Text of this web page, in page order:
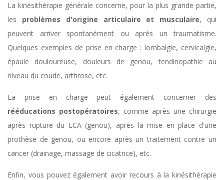
La kinésithérapie générale concerne, pour la plus grande partie,
les problèmes d'origine articulaire et musculaire, qui
peuvent arriver spontanément ou après un traumatisme.
Quelques exemples de prise en charge : lombalgie, cervicalgie,
épaule douloureuse, douleurs de genou, tendinopathie au
niveau du coude, arthrose, etc.
La prise en charge peut également concerner des
rééducations postopératoires, comme après une chirurgie
après rupture du LCA (genou), après la mise en place d'une
prothèse de genou, ou encore après un traitement contre un
cancer (drainage, massage de cicatrice), etc.
Enfin, vous pouvez également avoir recours à la kinésithérapie